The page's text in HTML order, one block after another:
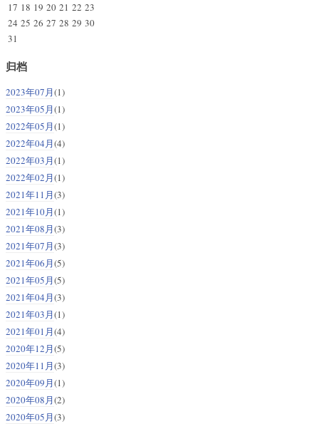
17 18 19 20 21 22 23
24 25 26 27 28 29 30
31
归档
2023年07月(1)
2023年05月(1)
2022年05月(1)
2022年04月(4)
2022年03月(1)
2022年02月(1)
2021年11月(3)
2021年10月(1)
2021年08月(3)
2021年07月(3)
2021年06月(5)
2021年05月(5)
2021年04月(3)
2021年03月(1)
2021年01月(4)
2020年12月(5)
2020年11月(3)
2020年09月(1)
2020年08月(2)
2020年05月(3)